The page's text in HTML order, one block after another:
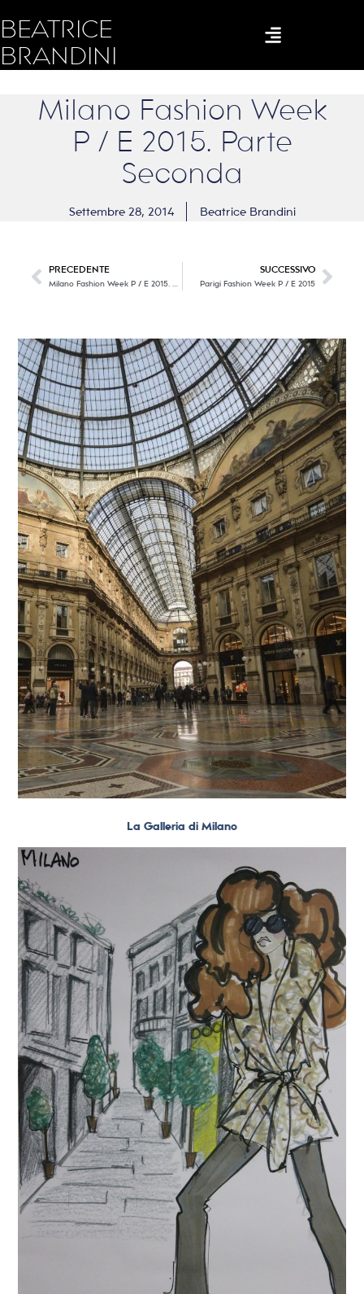
BEATRICE
BRANDINI
Milano Fashion Week
P / E 2015. Parte
Seconda
Settembre 28, 2014 Beatrice Brandini
PRECEDENTE SUCCESSIVO
Parigi Fashion Week P / E 2015
La Galleria di Milano